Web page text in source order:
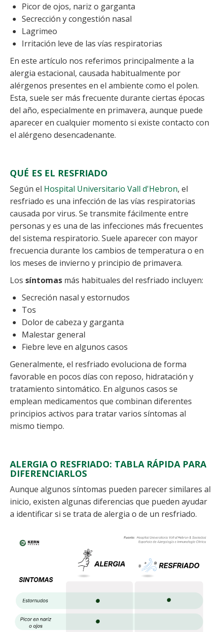
Picor de ojos, nariz o garganta
Secrección y congestión nasal
Lagrimeo
Irritación leve de las vías respiratorias
En este artículo nos referimos principalmente a la
alergia estacional, causada habitualmente por
alérgenos presentes en el ambiente como el polen.
Esta, suele ser más frecuente durante ciertas épocas
del año, especialmente en primavera, aunque puede
aparecer en cualquier momento si existe contacto con
el alérgeno desencadenante.
QUÉ ES EL RESFRIADO
Según el Hospital Universitario Vall d'Hebron, el
resfriado es una infección de las vías respiratorias
causada por virus. Se transmite fácilmente entre
personas y es una de las infecciones más frecuentes
del sistema respiratorio. Suele aparecer con mayor
frecuencia durante los cambios de temperatura o en
los meses de invierno y principio de primavera.
Los síntomas más habituales del resfriado incluyen:
Secreción nasal y estornudos
Tos
Dolor de cabeza y garganta
Malestar general
Fiebre leve en algunos casos
Generalmente, el resfriado evoluciona de forma
favorable en pocos días con reposo, hidratación y
tratamiento sintomático. En algunos casos se
emplean medicamentos que combinan diferentes
principios activos para tratar varios síntomas al
mismo tiempo.
ALERGIA O RESFRIADO: TABLA RÁPIDA PARA
DIFERENCIARLOS
Aunque algunos síntomas pueden parecer similares al
inicio, existen algunas diferencias que pueden ayudar
a identificar si se trata de alergia o de un resfriado.